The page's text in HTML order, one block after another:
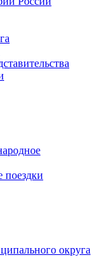
поездки
округа